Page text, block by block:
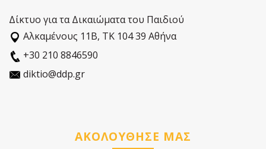
Δίκτυο για τα Δικαιώματα του Παιδιού
Αλκαµένους 11Β, ΤΚ 104 39 Αθήνα
+30 210 8846590
diktio@ddp.gr
ΑΚΟΛΟΥΘΗΣΕ ΜΑΣ